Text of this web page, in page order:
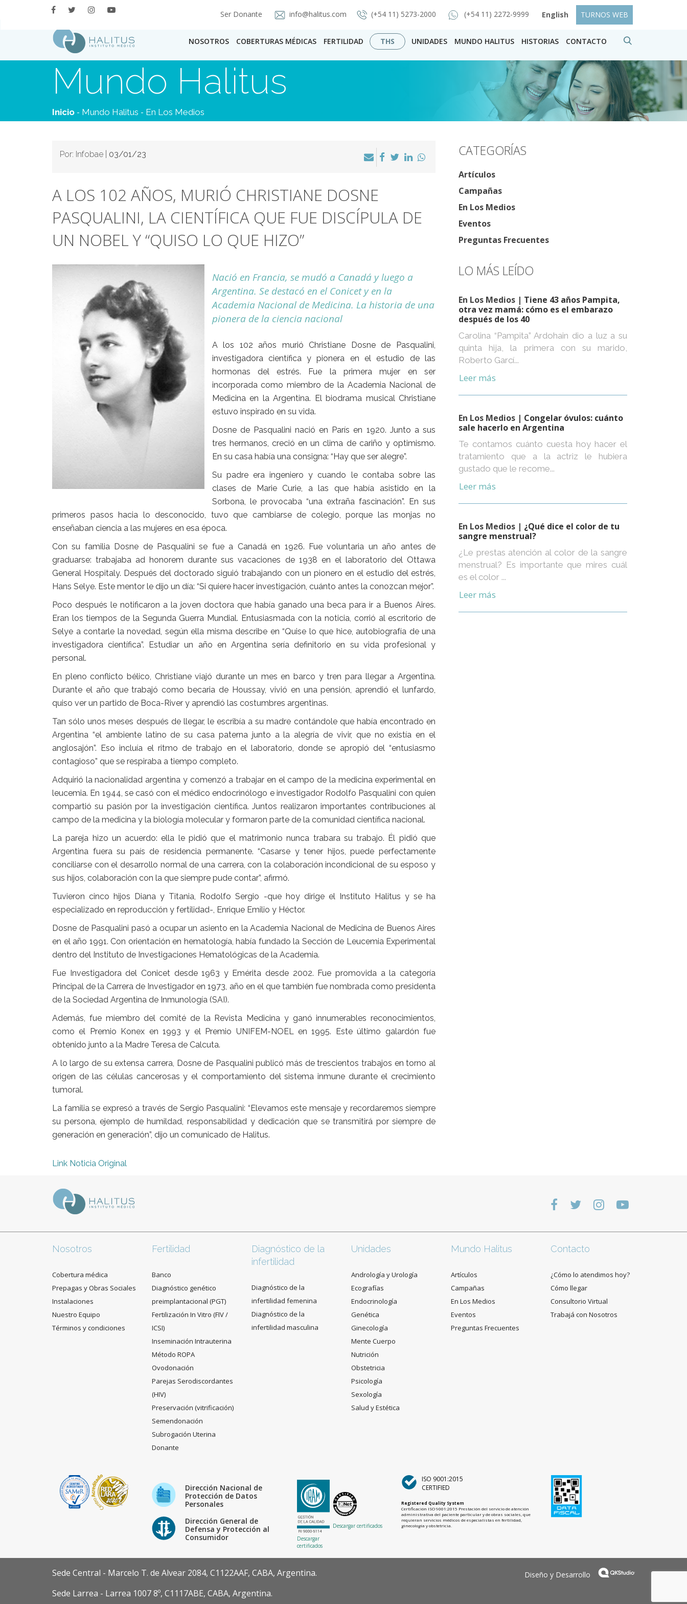
Ser Donante info@halitus.com (+54 11) 5273-2000 (+54 11) 2272-9999 English TURNOS WEB
NOSOTROS COBERTURAS MÉDICAS FERTILIDAD THS UNIDADES MUNDO HALITUS HISTORIAS CONTACTO
Mundo Halitus
Inicio - Mundo Halitus - En Los Medios
Por: Infobae | 03/01/23
A LOS 102 AÑOS, MURIÓ CHRISTIANE DOSNE
PASQUALINI, LA CIENTÍFICA QUE FUE DISCÍPULA DE
UN NOBEL Y “QUISO LO QUE HIZO”
Nació en Francia, se mudó a Canadá y luego a
Argentina. Se destacó en el Conicet y en la
Academia Nacional de Medicina. La historia de una
pionera de la ciencia nacional
A los 102 años murió Christiane Dosne de Pasqualini,
investigadora científica y pionera en el estudio de las
hormonas del estrés. Fue la primera mujer en ser
incorporada como miembro de la Academia Nacional de
Medicina en la Argentina. El biodrama musical Christiane
estuvo inspirado en su vida.
Dosne de Pasqualini nació en París en 1920. Junto a sus
tres hermanos, creció en un clima de cariño y optimismo.
En su casa había una consigna: “Hay que ser alegre”.
Su padre era ingeniero y cuando le contaba sobre las
clases de Marie Curie, a las que había asistido en la
Sorbona, le provocaba “una extraña fascinación”. En sus
primeros pasos hacia lo desconocido, tuvo que cambiarse de colegio, porque las monjas no
enseñaban ciencia a las mujeres en esa época.
Con su familia Dosne de Pasqualini se fue a Canadá en 1926. Fue voluntaria un año antes de
graduarse: trabajaba ad honorem durante sus vacaciones de 1938 en el laboratorio del Ottawa
General Hospitaly. Después del doctorado siguió trabajando con un pionero en el estudio del estrés,
Hans Selye. Este mentor le dijo un día: “Si quiere hacer investigación, cuánto antes la conozcan mejor”.
Poco después le notificaron a la joven doctora que había ganado una beca para ir a Buenos Aires.
Eran los tiempos de la Segunda Guerra Mundial. Entusiasmada con la noticia, corrió al escritorio de
Selye a contarle la novedad, según ella misma describe en “Quise lo que hice, autobiografía de una
investigadora científica”. Estudiar un año en Argentina sería definitorio en su vida profesional y
personal.
En pleno conflicto bélico, Christiane viajó durante un mes en barco y tren para llegar a Argentina.
Durante el año que trabajó como becaria de Houssay, vivió en una pensión, aprendió el lunfardo,
quiso ver un partido de Boca-River y aprendió las costumbres argentinas.
Tan sólo unos meses después de llegar, le escribía a su madre contándole que había encontrado en
Argentina “el ambiente latino de su casa paterna junto a la alegría de vivir, que no existía en el
anglosajón”. Eso incluía el ritmo de trabajo en el laboratorio, donde se apropió del “entusiasmo
contagioso” que se respiraba a tiempo completo.
Adquirió la nacionalidad argentina y comenzó a trabajar en el campo de la medicina experimental en
leucemia. En 1944, se casó con el médico endocrinólogo e investigador Rodolfo Pasqualini con quien
compartió su pasión por la investigación científica. Juntos realizaron importantes contribuciones al
campo de la medicina y la biología molecular y formaron parte de la comunidad científica nacional.
La pareja hizo un acuerdo: ella le pidió que el matrimonio nunca trabara su trabajo. Él pidió que
Argentina fuera su país de residencia permanente. “Casarse y tener hijos, puede perfectamente
conciliarse con el desarrollo normal de una carrera, con la colaboración incondicional de su esposo y
sus hijos, colaboración con la que siempre pude contar”, afirmó.
Tuvieron cinco hijos Diana y Titania, Rodolfo Sergio -que hoy dirige el Instituto Halitus y se ha
especializado en reproducción y fertilidad-, Enrique Emilio y Héctor.
Dosne de Pasqualini pasó a ocupar un asiento en la Academia Nacional de Medicina de Buenos Aires
en el año 1991. Con orientación en hematología, había fundado la Sección de Leucemia Experimental
dentro del Instituto de Investigaciones Hematológicas de la Academia.
Fue Investigadora del Conicet desde 1963 y Emérita desde 2002. Fue promovida a la categoría
Principal de la Carrera de Investigador en 1973, año en el que también fue nombrada como presidenta
de la Sociedad Argentina de Inmunología (SAI).
Además, fue miembro del comité de la Revista Medicina y ganó innumerables reconocimientos,
como el Premio Konex en 1993 y el Premio UNIFEM-NOEL en 1995. Este último galardón fue
obtenido junto a la Madre Teresa de Calcuta.
A lo largo de su extensa carrera, Dosne de Pasqualini publicó más de trescientos trabajos en torno al
origen de las células cancerosas y el comportamiento del sistema inmune durante el crecimiento
tumoral.
La familia se expresó a través de Sergio Pasqualini: “Elevamos este mensaje y recordaremos siempre
su persona, ejemplo de humildad, responsabilidad y dedicación que se transmitirá por siempre de
generación en generación”, dijo un comunicado de Halitus.
Link Noticia Original
CATEGORÍAS
Artículos
Campañas
En Los Medios
Eventos
Preguntas Frecuentes
LO MÁS LEÍDO
En Los Medios | Tiene 43 años Pampita,
otra vez mamá: cómo es el embarazo
después de los 40
Carolina “Pampita” Ardohain dio a luz a su
quinta hija, la primera con su marido,
Roberto Garcí...
Leer más
En Los Medios | Congelar óvulos: cuánto
sale hacerlo en Argentina
Te contamos cuánto cuesta hoy hacer el
tratamiento que a la actriz le hubiera
gustado que le recome...
Leer más
En Los Medios | ¿Qué dice el color de tu
sangre menstrual?
¿Le prestas atención al color de la sangre
menstrual? Es importante que mires cuál
es el color ...
Leer más
Nosotros
Cobertura médica
Prepagas y Obras Sociales
Instalaciones
Nuestro Equipo
Términos y condiciones
Fertilidad
Banco
Diagnóstico genético
preimplantacional (PGT)
Fertilización In Vitro (FIV /
ICSI)
Inseminación Intrauterina
Método ROPA
Ovodonación
Parejas Serodiscordantes
(HIV)
Preservación (vitrificación)
Semendonación
Subrogación Uterina
Donante
Diagnóstico de la
infertilidad
Diagnóstico de la
infertilidad femenina
Diagnóstico de la
infertilidad masculina
Unidades
Andrología y Urología
Ecografías
Endocrinología
Genética
Ginecología
Mente Cuerpo
Nutrición
Obstetricia
Psicología
Sexología
Salud y Estética
Mundo Halitus
Artículos
Campañas
En Los Medios
Eventos
Preguntas Frecuentes
Contacto
¿Cómo lo atendimos hoy?
Cómo llegar
Consultorio Virtual
Trabajá con Nosotros
Dirección Nacional de
Protección de Datos
Personales
Dirección General de
Defensa y Protección al
Consumidor
Descargar
certificados
Descargar certificados
ISO 9001:2015
CERTIFIED
Registered Quality System
Certificación ISO 9001:2015 Prestación del servicio de atención
administrativa del paciente particular y de obras sociales, que
requieran servicios médicos de especialistas en fertilidad,
ginecología y obstetricia.
Sede Central - Marcelo T. de Alvear 2084, C1122AAF, CABA, Argentina.
Sede Larrea - Larrea 1007 8º, C1117ABE, CABA, Argentina.
Diseño y Desarrollo